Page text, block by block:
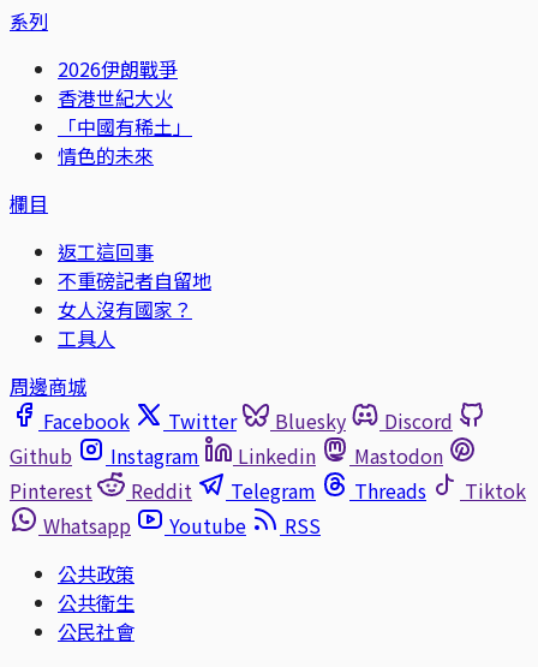
系列
2026伊朗戰爭
香港世紀大火
「中國有稀土」
情色的未來
欄目
返工這回事
不重磅記者自留地
女人沒有國家？
工具人
周邊商城
Facebook
Twitter Bluesky
Discord
Github
Instagram Linkedin
Mastodon
Pinterest
Reddit Telegram Threads
Tiktok
Whatsapp
Youtube
RSS
公共政策
公共衛生
公民社會